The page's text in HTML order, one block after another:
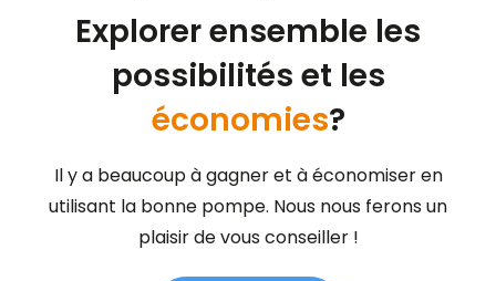
Explorer ensemble les
possibilités et les
économies?
Il y a beaucoup à gagner et à économiser en
utilisant la bonne pompe. Nous nous ferons un
plaisir de vous conseiller !